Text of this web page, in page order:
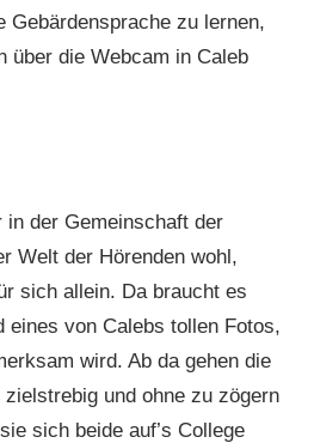
Gebärdensprache zu lernen,
über die Webcam in Caleb
in der Gemeinschaft der
Welt der Hörenden wohl,
sich allein. Da braucht es
eines von Calebs tollen Fotos,
wird. Ab da gehen die
und ohne zu zögern
sich beide auf’s College